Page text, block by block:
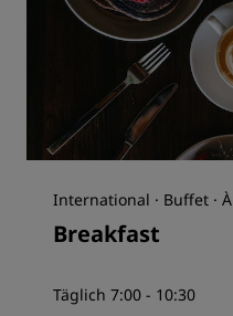
International · Buffet ·
Breakfast
Täglich 7:00 - 10:30